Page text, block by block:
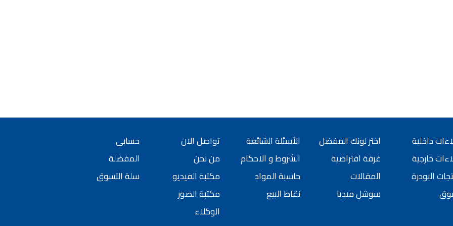
جدران لاصق,
بالصور, ,
المنزلية
انواع الدهانات,
في اربد,
بسبب السفر
داخلية
خارجية
البودرة
اختر لونك المفضل
غرفة افتراضية
المقالات
سوشل ميديا
الأسئلة الشائعة
الشروط و الاحكام
حاسبة المواد
نقاط البيع
تواصل الان
من نحن
مكتبة الفيديو
مكتبة الصور
الوكلاء
حسابي
المفضلة
سلة التسوق